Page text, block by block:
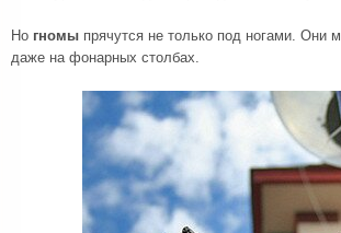
Но гномы прячутся не только под ногами. Они
даже на фонарных столбах.